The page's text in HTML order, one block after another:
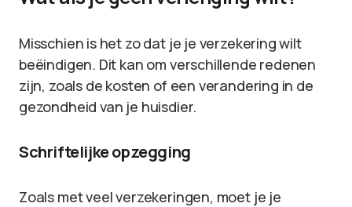
Misschien is het zo dat je je verzekering wilt
beëindigen. Dit kan om verschillende redenen
zijn, zoals de kosten of een verandering in de
gezondheid van je huisdier.
Schriftelijke opzegging
Zoals met veel verzekeringen, moet je je